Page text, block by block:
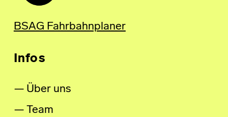
BSAG Fahrbahnplaner
Infos
Über uns
Team